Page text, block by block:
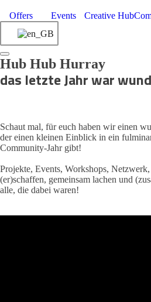
Offers Events Creative Hub
Hub Hub Hurray
das letzte Jahr war
Schaut mal, für euch haben wir einen
der einen kleinen Einblick in ein
Community-Jahr gibt!
Projekte, Events, Workshops,
(er)schaffen, gemeinsam lachen und
alle, die dabei waren!